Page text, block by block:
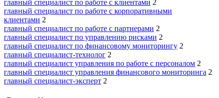
главный специалист по работе с клиентами 2
главный специалист по работе с корпоративными
клиентами 2
главный специалист по работе с партнерами 2
главный специалист по управлению рисками 2
главный специалист по финансовому мониторингу 2
главный специалист-технолог 2
главный специалист управления по работе с персоналом 2
главный специалист управления финансового мониторинга 2
главный специалист-эксперт 2